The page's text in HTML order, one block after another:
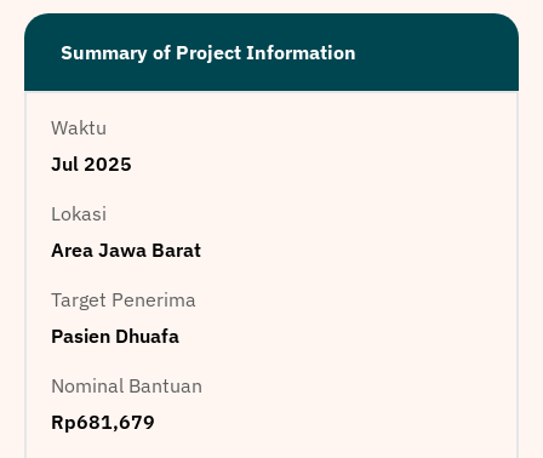
Summary of Project Information
Waktu
Jul 2025
Lokasi
Area Jawa Barat
Target Penerima
Pasien Dhuafa
Nominal Bantuan
Rp681,679